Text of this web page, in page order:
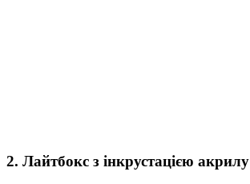
2. Лайтбокс з інкрустацією акрилу